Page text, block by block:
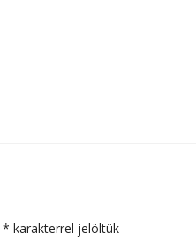
* karakterrel jelöltük